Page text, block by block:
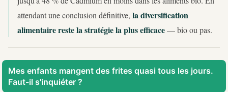
attendant une conclusion définitive, la diversification
alimentaire reste la stratégie la plus efficace— bio ou pas.
Mes enfants mangent des frites quasi tous les jours.
Faut-il s'inquiéter ?